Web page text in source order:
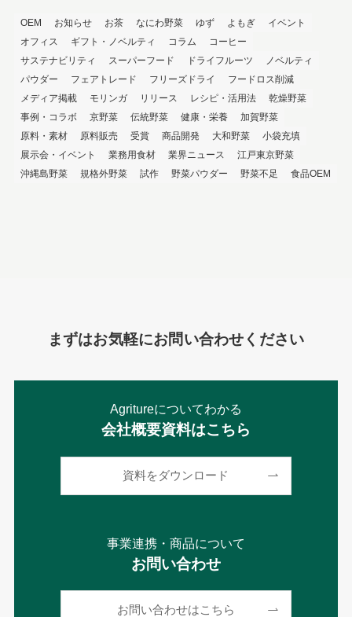
OEM お知らせ お茶 なにわ野菜 ゆず よもぎ
イベント
オフィス
ギフト・ノベルティ コラム
コーヒー
サステナビリティ
スーパーフード ドライフルーツ
ノベルティ
パウダー
フェアトレード フリーズドライ
フードロス削減
メディア掲載
モリンガ リリース レシピ・活用法
乾燥野菜
事例・コラボ
京野菜 伝統野菜 健康・栄養
加賀野菜
原料・素材
原料販売 受賞 商品開発 大和野菜
小袋充填
展示会・イベント
業務用食材 業界ニュース
江戸東京野菜
沖縄島野菜
規格外野菜 試作 野菜パウダー 野菜不足 食品OEM
まずはお気軽にお問い合わせください
Agritureについてわかる
会社概要資料はこちら
資料をダウンロード
事業連携・商品について
お問い合わせ
お問い合わせはこちら